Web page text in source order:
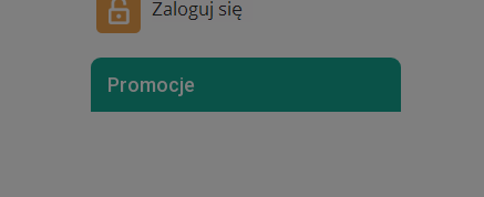
Promocje